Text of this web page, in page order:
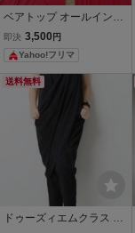
ベアトップ オールインワ
ン ワイドパンツ レッド系
即決 3,500 円
Yahoo!フリマ
送料無料
ドゥーズィエムクラス Co